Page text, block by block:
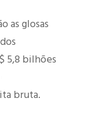
as glosas
5,8 bilhões
bruta.